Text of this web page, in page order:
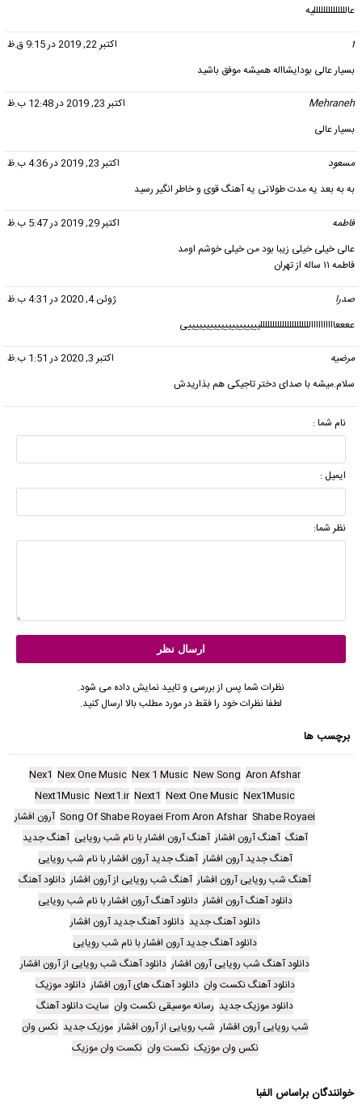
عاللللللللللللللیه
f
اکتبر 22, 2019 در 9:15 ق.ظ
بسیار عالی بودایشااله همیشه موفق باشید
Mehraneh
اکتبر 23, 2019 در 12:48 ب.ظ
بسیار عالی
مسعود
اکتبر 23, 2019 در 4:36 ب.ظ
به به بعد یه مدت طولانی یه آهنگ قوی و خاطر انگیر رسید
فاطمه
اکتبر 29, 2019 در 5:47 ب.ظ
عالی خیلی خیلی زیبا بود من خیلی خوشم اومد
فاطمه ۱۱ ساله از تهران
صدرا
ژوئن 4, 2020 در 4:31 ب.ظ
ععععاااااااااالللللللللللللللللللللییییییییییییییییییییی
مرضیه
اکتبر 3, 2020 در 1:51 ب.ظ
سلام.میشه با صدای دختر تاجیکی هم بذاریدش
نام شما :
ایمیل :
نظر شما:
نظرات شما پس از بررسی و تایید نمایش داده می شود.
لطفا نظرات خود را فقط در مورد مطلب بالا ارسال کنید.
برچسب ها
Aron Afshar
New Song
Nex 1 Music
Nex One Music
Nex1
Nex1Music
Next One Music
Next1
Next1.ir
Next1Music
Shabe Royaei
Song Of Shabe Royaei From Aron Afshar آرون افشار
آهنگ آهنگ آرون افشار آهنگ آرون افشار با نام شب رویایی آهنگ جدید
آهنگ جدید آرون افشار آهنگ جدید آرون افشار با نام شب رویایی
آهنگ شب رویایی آرون افشار آهنگ شب رویایی از آرون افشار دانلود آهنگ
دانلود آهنگ آرون افشار دانلود آهنگ آرون افشار با نام شب رویایی
دانلود آهنگ جدید دانلود آهنگ جدید آرون افشار
دانلود آهنگ جدید آرون افشار با نام شب رویایی
دانلود آهنگ شب رویایی آرون افشار دانلود آهنگ شب رویایی از آرون افشار
دانلود آهنگ نکست وان دانلود آهنگ های آرون افشار دانلود موزیک
دانلود موزیک جدید رسانه موسیقی نکست وان سایت دانلود آهنگ
شب رویایی آرون افشار شب رویایی از آرون افشار موزیک جدید نکس وان
نکس وان موزیک نکست وان نکست وان موزیک
خوانندگان براساس الفبا